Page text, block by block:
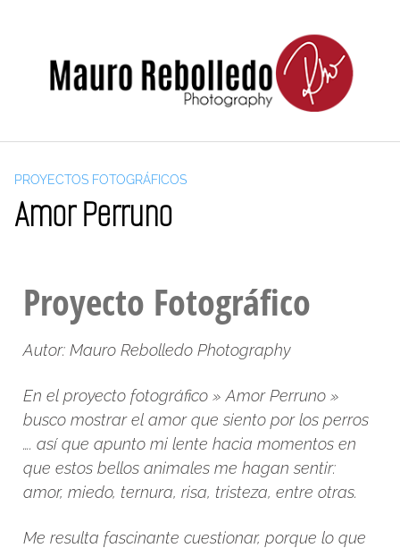
PROYECTOS FOTOGRÁFICOS
Amor Perruno
Proyecto Fotográfico
Autor: Mauro Rebolledo Photography
En el proyecto fotográfico » Amor Perruno »
busco mostrar el amor que siento por los perros
…. así que apunto mi lente hacia momentos en
que estos bellos animales me hagan sentir:
amor, miedo, ternura, risa, tristeza, entre otras.
Me resulta fascinante cuestionar, porque lo que